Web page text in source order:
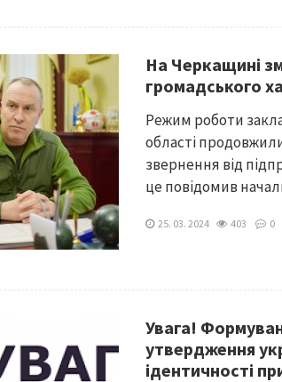
На Черкащині
громадського
Режим роботи
області
звернення від
це повідомив
25. 03. 2024 403 0
Увага!
утвердження
ідентичності